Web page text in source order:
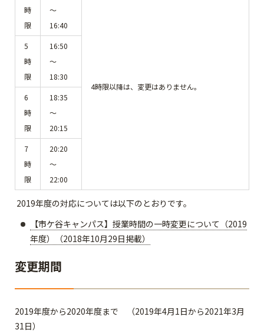
時
限
～
16:40
4時限以降は、変更はありません。
5
時
限
16:50
～
18:30
6
時
限
18:35
～
20:15
7
時
限
20:20
～
22:00
2019年度の対応については以下のとおりです。
【市ケ谷キャンパス】授業時間の一時変更について（2019
年度）（2018年10月29日掲載）
変更期間
2019年度から2020年度まで （2019年4月1日から2021年3月
31日）